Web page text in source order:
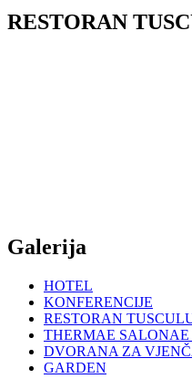
RESTORAN
Galerija
HOTEL
KONFERENCIJE
RESTORAN
THERMAE SALONAE
DVORANA ZA
GARDEN